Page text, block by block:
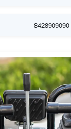
8428909090